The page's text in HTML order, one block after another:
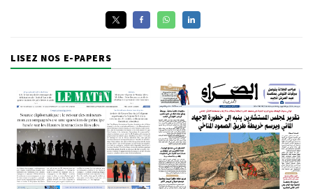
LISEZ NOS E-PAPERS